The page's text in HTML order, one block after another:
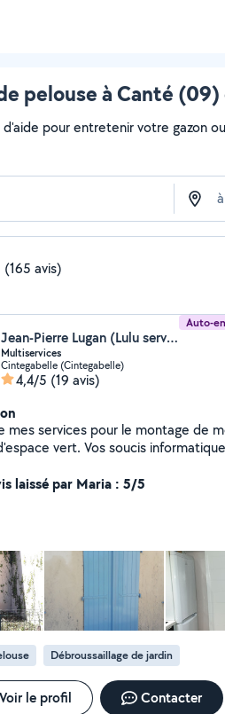
pelouse à Canté
pour entretenir votre gazon
à
(165 avis)
Auto-
Jean-Pierre Lugan (Lulu services)
Multiservices
Cintegabelle (Cintegabelle)
4,4/5 (19 avis)
mes services pour le montage de
vert. Vos soucis
véhicules intérieur
plastique.
laissé par Maria : 5/5
Débroussaillage de jardin
Voir le profil Contacter